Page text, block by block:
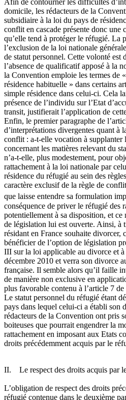
Afin de contourner les difficultés
domicile, les rédacteurs de la
subsidiaire à la loi du pays de
conflit en cascade présente donc une
qu’elle tend à protéger le réfugié. La
l’exclusion de la loi nationale
de statut personnel. Cette volonté est
l’absence de qualificatif apposé à la
la Convention emploie les termes de
résidence habituelle » dans certains
simple résidence dans celui-ci. Cela
présence de l’individu sur l’Etat
transit, justifierait l’application de
Enfin, le premier paragraphe de
d’interprétations divergentes quant à
conflit : a-t-elle vocation à supplanter
concernant les matières relevant du
n’a-t-elle, plus modestement, pour
rattachement à la loi nationale par
résidence du réfugié au sein des
caractère exclusif de la règle de
que laisse entendre sa formulation
conséquence de priver le réfugié des
potentiellement à sa disposition, et ce
de législation lui est ouverte. Ainsi, à
résidant en France souhaite divorcer,
bénéficier de l’option de législation
III sur la loi applicable au divorce et
décembre 2010 et verra son divorce
française. Il semble alors qu’il faille
de manière non exclusive en
plus favorable contenu à l’article 7
Le statut personnel du réfugié étant
pays dans lequel celui-ci a établi son
rédacteurs de la Convention ont pris
boiteuses que pourrait engendrer la
rattachement en imposant aux Etats
droits précédemment acquis par le
II. Le respect des droits acquis par
L’obligation de respect des droits
réfugié contenue dans le deuxième